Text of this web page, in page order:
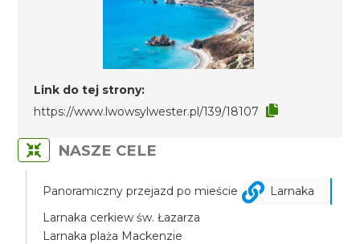
Link do tej strony:
https://www.lwowsylwester.pl/139/18107
NASZE CELE
Panoramiczny przejazd po mieście
Larnaka
Larnaka cerkiew św. Łazarza
Larnaka plaża Mackenzie